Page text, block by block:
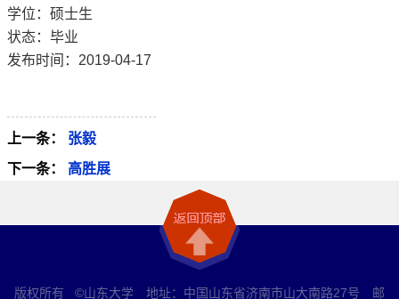
学位：硕士生
状态：毕业
发布时间：2019-04-17
上一条：
张毅
下一条：
高胜展
版权所有 ©山东大学 地址：中国山东省济南市山大南路27号 邮